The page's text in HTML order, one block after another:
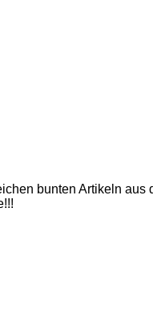
bunten Artikeln